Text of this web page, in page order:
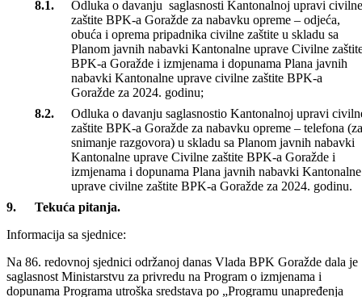
Razmatranje prijedloga odluka i zaključaka iz oblasti
Kantonalne uprave civilne zaštite:
Odluka o davanju saglasnosti Kantonalnoj upravi civilne
zaštite BPK-a Goražde za nabavku opreme – odjeća,
obuća i oprema pripadnika civilne zaštite u skladu sa
Planom javnih nabavki Kantonalne uprave Civilne
BPK-a Goražde i izmjenama i dopunama Plana javnih
nabavki Kantonalne uprave civilne zaštite BPK-a
Goražde za 2024. godinu;
Odluka o davanju saglasnostio Kantonalnoj upravi
zaštite BPK-a Goražde za nabavku opreme – telefona (za
snimanje razgovora) u skladu sa Planom javnih nabavki
Kantonalne uprave Civilne zaštite BPK-a Goražde i
izmjenama i dopunama Plana javnih nabavki Kantonalne
uprave civilne zaštite BPK-a Goražde za 2024. godinu.
Informacija sa sjednice: